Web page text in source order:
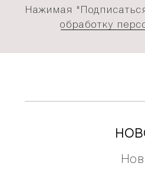
Нажимая
обработку